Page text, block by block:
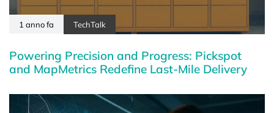
1 anno fa TechTalk
Powering Precision and Progress: Pickspot
and MapMetrics Redefine Last-Mile Delivery